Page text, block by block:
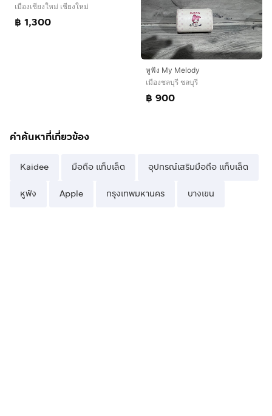
เมืองเชียงใหม่ เชียงใหม่
฿ 1,300
หูฟัง My Melody
เมืองชลบุรี ชลบุรี
฿ 900
คำค้นหาที่เกี่ยวข้อง
Kaidee มือถือ แท็บเล็ต อุปกรณ์เสริมมือถือ แท็บเล็ต
หูฟัง Apple กรุงเทพมหานคร บางเขน